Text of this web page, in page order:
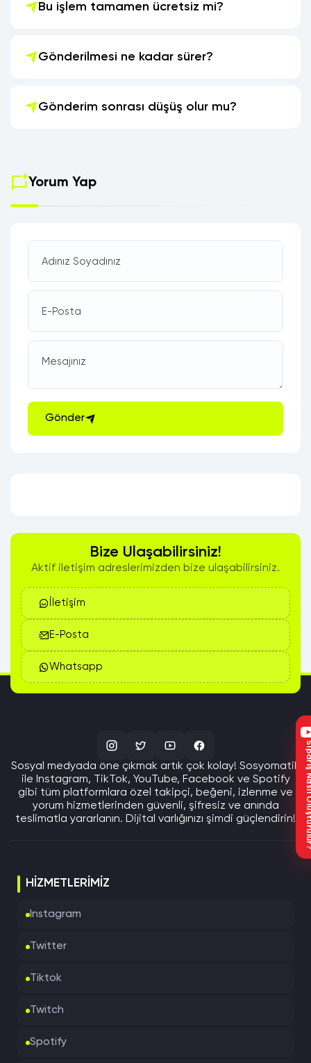
Bu işlem tamamen ücretsiz mi?
Gönderilmesi ne kadar sürer?
Gönderim sonrası düşüş olur mu?
Yorum Yap
Adınız Soyadınız
E-Posta
Mesajınız
Gönder
Bize Ulaşabilirsiniz!
Aktif iletişim adreslerimizden bize ulaşabilirsiniz.
İletişim
E-Posta
Whatsapp
Sosyal medyada öne çıkmak artık çok kolay! Sosyomatik
ile Instagram, TikTok, YouTube, Facebook ve Spotify
gibi tüm platformlara özel takipçi, beğeni, izlenme ve
yorum hizmetlerinden güvenli, şifresiz ve anında
teslimatla yararlanın. Dijital varlığınızı şimdi güçlendirin!
HIZMETLERIMIZ
Instagram
Twitter
Tiktok
Twitch
Spotify
Sipariş